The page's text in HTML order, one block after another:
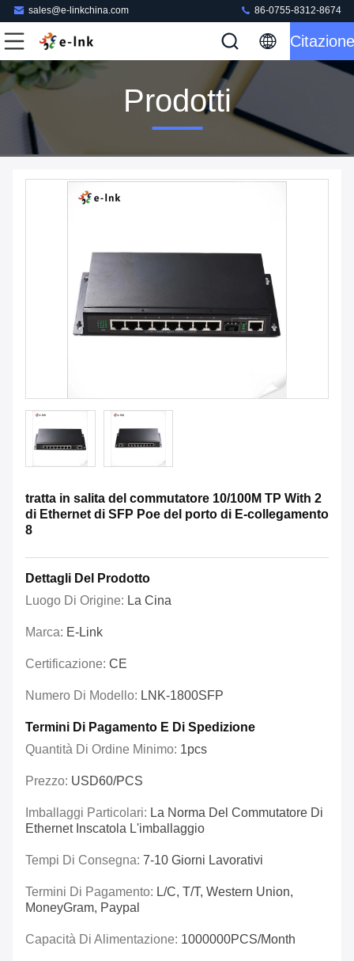
sales@e-linkchina.com 86-0755-8312-8674
Citazione
Prodotti
tratta in salita del commutatore 10/100M TP With 2
di Ethernet di SFP Poe del porto di E-collegamento
8
Dettagli Del Prodotto
Luogo Di Origine: La Cina
Marca: E-Link
Certificazione: CE
Numero Di Modello: LNK-1800SFP
Termini Di Pagamento E Di Spedizione
Quantità Di Ordine Minimo: 1pcs
Prezzo: USD60/PCS
Imballaggi Particolari: La Norma Del Commutatore Di
Ethernet Inscatola L'imballaggio
Tempi Di Consegna: 7-10 Giorni Lavorativi
Termini Di Pagamento: L/C, T/T, Western Union,
MoneyGram, Paypal
Capacità Di Alimentazione: 1000000PCS/Month